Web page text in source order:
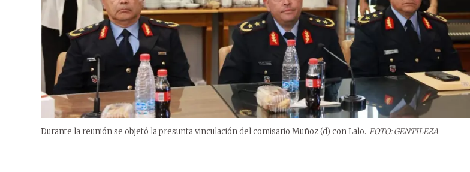
Durante la reunión se objetó la presunta vinculación del comisario Muñoz (d) con Lalo. FOTO: GENTILEZA